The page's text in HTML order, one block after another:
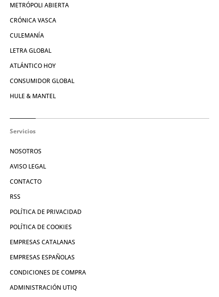
METRÓPOLI ABIERTA
CRÓNICA VASCA
CULEMANÍA
LETRA GLOBAL
ATLÁNTICO HOY
CONSUMIDOR GLOBAL
HULE & MANTEL
Servicios
NOSOTROS
AVISO LEGAL
CONTACTO
RSS
POLÍTICA DE PRIVACIDAD
POLÍTICA DE COOKIES
EMPRESAS CATALANAS
EMPRESAS ESPAÑOLAS
CONDICIONES DE COMPRA
ADMINISTRACIÓN UTIQ